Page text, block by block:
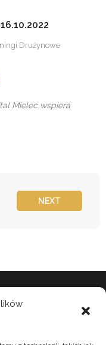
Drużynowe
Mielec wspiera
NEXT